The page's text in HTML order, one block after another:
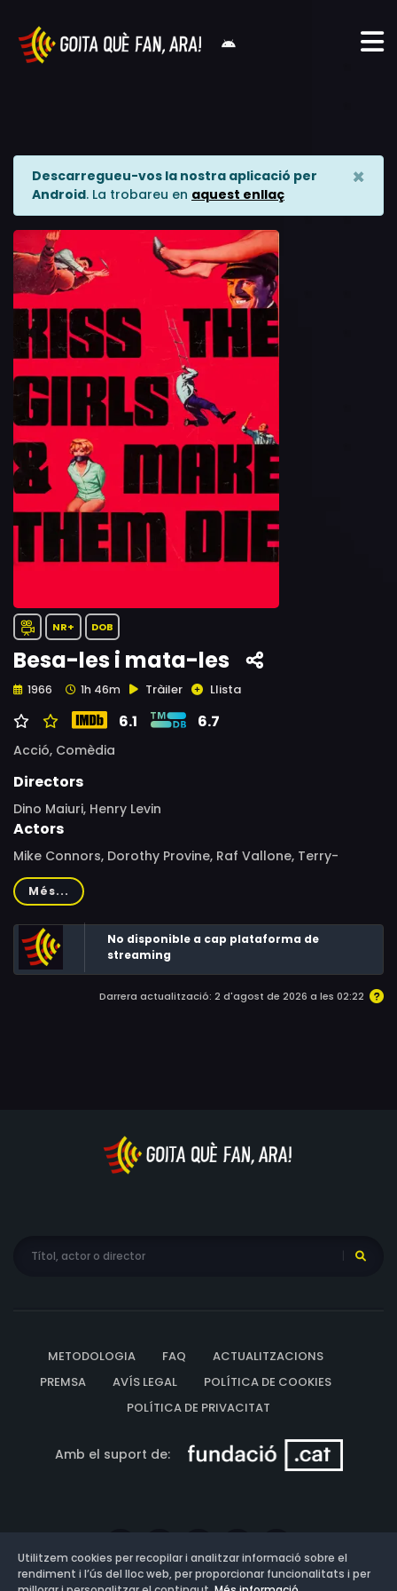
Descarregueu-vos la nostra aplicació per
Android. La trobareu en aquest enllaç
×
NR+ DOB
Besa-les i mata-les
1966 1h 46m Tràiler Llista
6.1 6.7
Acció, Comèdia
Directors
Dino Maiuri, Henry Levin
Actors
Mike Connors, Dorothy Provine, Raf Vallone, Terry-
Thomas, Margaret Lee, Nicoletta Machiavelli, Beverly
Adams, Marilù Tolo, Seyna Seyn, Oliver MacGreevy,
Sandro Dori, Jack Gwillim, Andy Ho, Hans Thorner
Més...
No disponible a cap plataforma de
streaming
Darrera actualització: 2 d'agost de 2026 a les 02:22
METODOLOGIA FAQ
ACTUALITZACIONS
PREMSA
AVÍS LEGAL
POLÍTICA DE COOKIES
POLÍTICA DE PRIVACITAT
Amb el suport de:
Utilitzem cookies per recopilar i analitzar informació sobre el
rendiment i l’ús del lloc web, per proporcionar funcionalitats i per